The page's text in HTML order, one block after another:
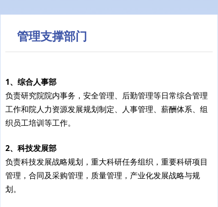
1、综合人事部
负责研究院院内事务，安全管理、后勤管理等日常综合管理
工作和院人力资源发展规划制定、人事管理、薪酬体系、组
织员工培训等工作。
2、科技发展部
负责科技发展战略规划，重大科研任务组织，重要科研项目
管理，合同及采购管理，质量管理，产业化发展战略与规
划。
管理支撑部门